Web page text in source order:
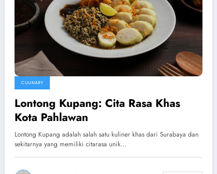
CULINARY
Lontong Kupang: Cita Rasa Khas
Kota Pahlawan
Lontong Kupang adalah salah satu kuliner khas dari Surabaya dan
sekitarnya yang memiliki citarasa unik…